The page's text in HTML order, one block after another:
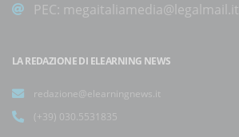
PEC: megaitaliamedia@legalmail.it
LA REDAZIONE DI ELEARNING NEWS
redazione@elearningnews.it
(+39) 030.5531835